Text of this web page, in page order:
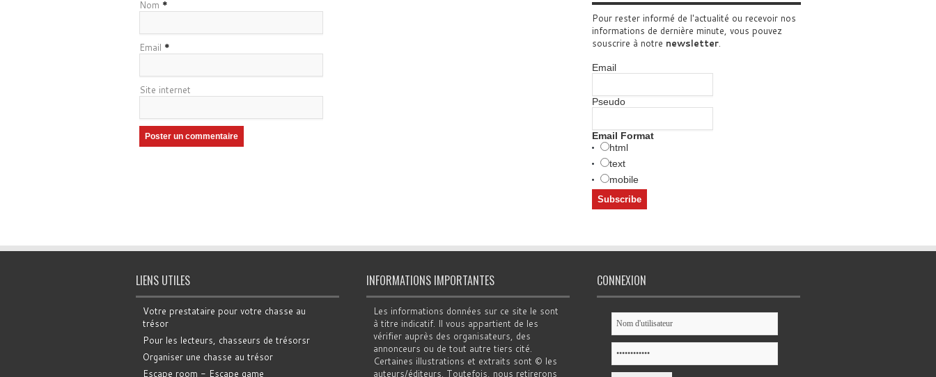
Nom *
Email *
Site internet
Pour rester informé de l'actualité ou recevoir nos
informations de dernière minute, vous pouvez
souscrire à notre newsletter.
Email
Pseudo
Email Format
html
text
mobile
LIENS UTILES
Votre prestataire pour votre chasse au
trésor
Pour les lecteurs, chasseurs de trésorsr
Organiser une chasse au trésor
Escape room - Escape game
INFORMATIONS IMPORTANTES
Les informations données sur ce site le sont
à titre indicatif. Il vous appartient de les
vérifier auprès des organisateurs, des
annonceurs ou de tout autre tiers cité.
Certaines illustrations et extraits sont © les
auteurs/éditeurs. Toutefois, nous retirerons
CONNEXION